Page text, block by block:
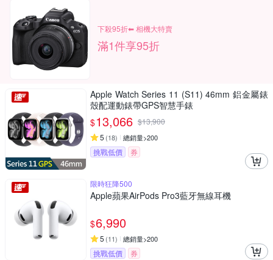
下殺95折⬅︎ 相機大特賣
滿1件享95折
Apple Watch Series 11 (S11) 46mm 鋁金屬錶
殼配運動錶帶GPS智慧手錶
$13,066 $13,900
5 (18) 總銷量>200
挑戰低價 券
限時狂降500
Apple蘋果AirPods Pro3藍牙無線耳機
$6,990
5 (11) 總銷量>200
挑戰低價 券